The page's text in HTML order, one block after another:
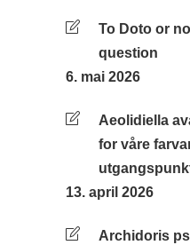
To Doto or
question
6. mai 2026
Aeolidiella
for våre
13. april 2026
Archidoris